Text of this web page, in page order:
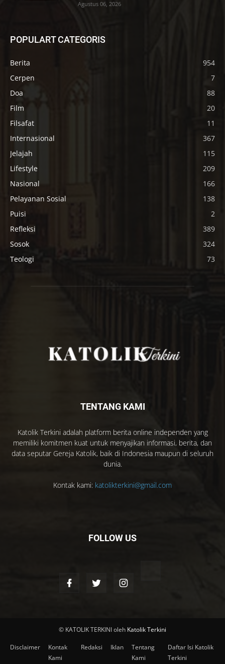
Agustus 06, 2026
POPULART CATEGORIS
Berita
954
Cerpen
7
Doa
88
Film
20
Filsafat
11
Internasional
367
Jelajah
115
Lifestyle
209
Nasional
166
Pelayanan Sosial
138
Puisi
2
Refleksi
389
Sosok
324
Teologi
73
TENTANG KAMI
Katolik Terkini adalah platform berita online independen yang
memiliki komitmen kuat untuk menyajikan informasi, berita, dan
data seputar Gereja Katolik, baik di Indonesia maupun di seluruh
dunia.
Kontak kami: katolikterkini@gmail.com
FOLLOW US
© KATOLIK TERKINI oleh Katolik Terkini
Disclaimer
Kontak
Kami
Redaksi Iklan
Tentang
Kami
Daftar Isi Katolik
Terkini